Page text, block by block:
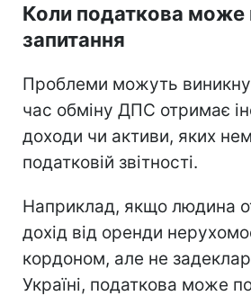
Коли податкова може
запитання
Проблеми можуть
час обміну ДПС отримає
доходи чи активи, яких
податковій звітності.
Наприклад, якщо людина
дохід від оренди
кордоном, але не
Україні, податкова може